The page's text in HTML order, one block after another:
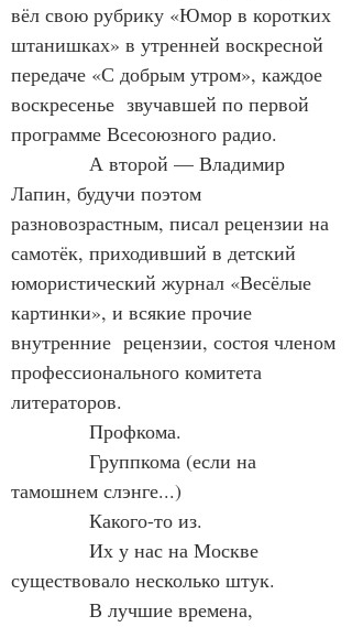
вёл свою рубрику «Юмор в коротких
штанишках» в утренней воскресной
передаче «С добрым утром», каждое
воскресенье  звучавшей по первой
программе Всесоюзного радио.
А второй — Владимир
Лапин, будучи поэтом
разновозрастным, писал рецензии на
самотёк, приходивший в детский
юмористический журнал «Весёлые
картинки», и всякие прочие
внутренние  рецензии, состоя членом
профессионального комитета
литераторов.
Профкома.
Группкома (если на
тамошнем слэнге...)
Какого-то из.
Их у нас на Москве
существовало несколько штук.
В лучшие времена,